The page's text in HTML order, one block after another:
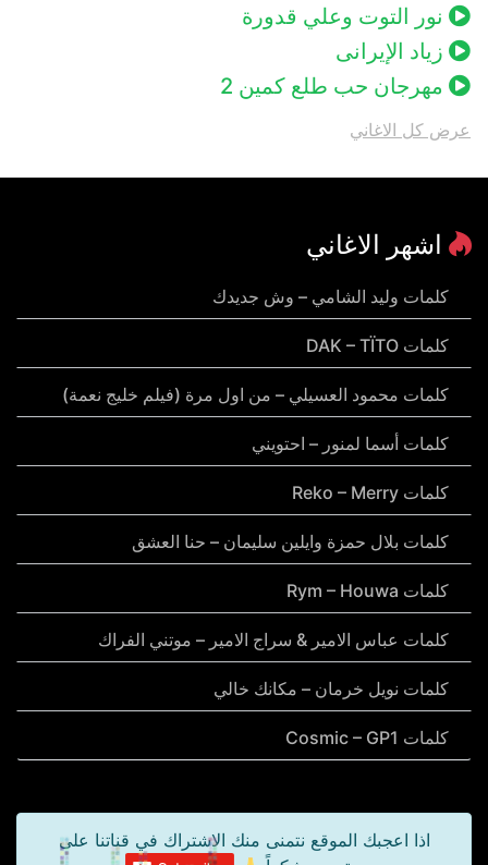
نور التوت وعلي قدورة
زياد الإيرانى
مهرجان حب طلع كمين 2
عرض كل الاغاني
اشهر الاغاني
كلمات وليد الشامي – وش جديدك
كلمات DAK – TÏTO
كلمات محمود العسيلي – من اول مرة (فيلم خليج نعمة)
كلمات أسما لمنور – احتويني
كلمات Reko – Merry
كلمات بلال حمزة وايلين سليمان – حنا العشق
كلمات Rym – Houwa
كلمات عباس الامير & سراج الامير – موتني الفراك
كلمات نويل خرمان – مكانك خالي
كلمات Cosmic – GP1
اذا اعجبك الموقع نتمنى منك الاشتراك في قناتنا على